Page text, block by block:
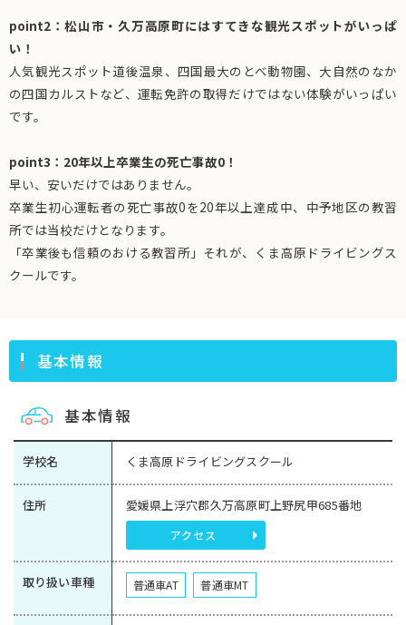
point2：松山市・久万高原町にはすてきな観光スポットがいっぱ
い！
人気観光スポット道後温泉、四国最大のとべ動物園、大自然のなか
の四国カルストなど、運転免許の取得だけではない体験がいっぱい
です。
point3：20年以上卒業生の死亡事故0！
早い、安いだけではありません。
卒業生初心運転者の死亡事故0を20年以上達成中、中予地区の教習
所では当校だけとなります。
「卒業後も信頼のおける教習所」それが、くま高原ドライビングス
クールです。
基本情報
基本情報
学校名 くま高原ドライビングスクール
住所 愛媛県上浮穴郡久万高原町上野尻甲685番地
アクセス
取り扱い車種 普通車AT 普通車MT